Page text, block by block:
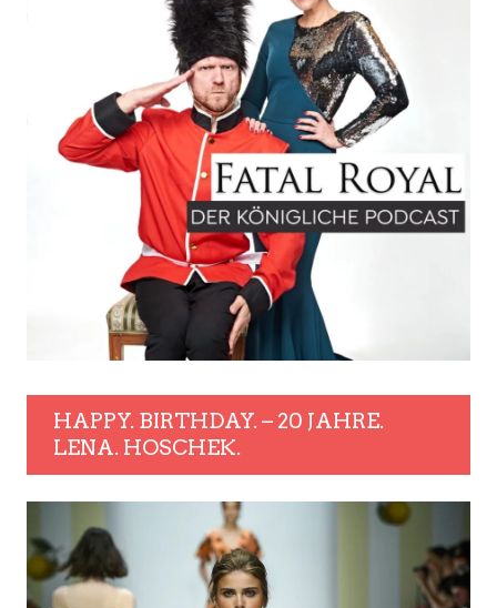
HAPPY. BIRTHDAY. – 20 JAHRE.
LENA. HOSCHEK.